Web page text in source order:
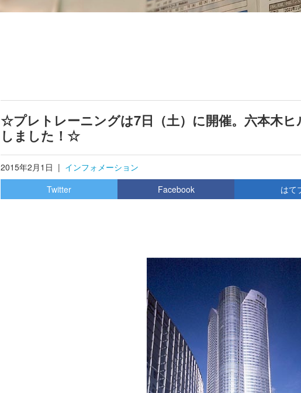
☆プレトレーニングは7日（土）に開催。六本木
しました！☆
2015年2月1日 | インフォメーション
Twitter
Facebook はて